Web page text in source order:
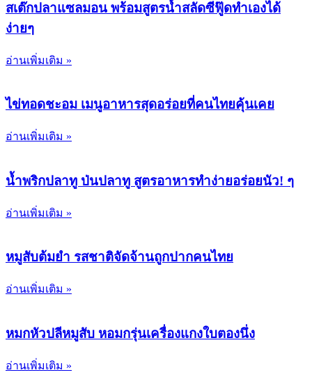
สเต๊กปลาแซลมอน พร้อมสูตรน้ำสลัดซีฟู๊ดทำเองได้
ง่ายๆ
อ่านเพิ่มเติม »
ไข่ทอดชะอม เมนูอาหารสุดอร่อยที่คนไทยคุ้นเคย
อ่านเพิ่มเติม »
น้ำพริกปลาทู ป่นปลาทู สูตรอาหารทำง่ายอร่อยนัว! ๆ
อ่านเพิ่มเติม »
หมูสับต้มยำ รสชาติจัดจ้านถูกปากคนไทย
อ่านเพิ่มเติม »
หมกหัวปลีหมูสับ หอมกรุ่นเครื่องแกงใบตองนึ่ง
อ่านเพิ่มเติม »